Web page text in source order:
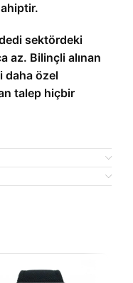
sektördeki
az. Bilinçli alınan
daha özel
talep hiçbir